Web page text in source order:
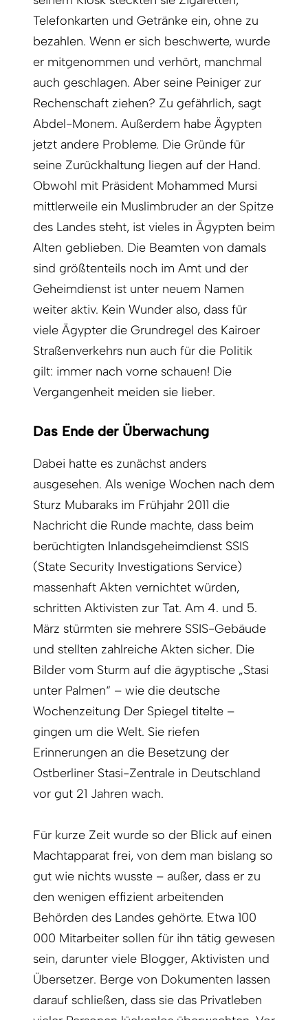
Telefonkarten und Getränke ein, ohne zu
bezahlen. Wenn er sich beschwerte, wurde
er mitgenommen und verhört, manchmal
auch geschlagen. Aber seine Peiniger zur
Rechenschaft ziehen? Zu gefährlich, sagt
Abdel-Monem. Außerdem habe Ägypten
jetzt andere Probleme. Die Gründe für
seine Zurückhaltung liegen auf der Hand.
Obwohl mit Präsident Mohammed Mursi
mittlerweile ein Muslimbruder an der Spitze
des Landes steht, ist vieles in Ägypten beim
Alten geblieben. Die Beamten von damals
sind größtenteils noch im Amt und der
Geheimdienst ist unter neuem Namen
weiter aktiv. Kein Wunder also, dass für
viele Ägypter die Grundregel des Kairoer
Straßenverkehrs nun auch für die Politik
gilt: immer nach vorne schauen! Die
Vergangenheit meiden sie lieber.
Das Ende der Überwachung
Dabei hatte es zunächst anders
ausgesehen. Als wenige Wochen nach dem
Sturz Mubaraks im Frühjahr 2011 die
Nachricht die Runde machte, dass beim
berüchtigten Inlandsgeheimdienst SSIS
(State Security Investigations Service)
massenhaft Akten vernichtet würden,
schritten Aktivisten zur Tat. Am 4. und 5.
März stürmten sie mehrere SSIS-Gebäude
und stellten zahlreiche Akten sicher. Die
Bilder vom Sturm auf die ägyptische „Stasi
unter Palmen“ – wie die deutsche
Wochenzeitung Der Spiegel titelte –
gingen um die Welt. Sie riefen
Erinnerungen an die Besetzung der
Ostberliner Stasi-Zentrale in Deutschland
vor gut 21 Jahren wach.
Für kurze Zeit wurde so der Blick auf einen
Machtapparat frei, von dem man bislang so
gut wie nichts wusste – außer, dass er zu
den wenigen effizient arbeitenden
Behörden des Landes gehörte. Etwa 100
000 Mitarbeiter sollen für ihn tätig gewesen
sein, darunter viele Blogger, Aktivisten und
Übersetzer. Berge von Dokumenten lassen
darauf schließen, dass sie das Privatleben